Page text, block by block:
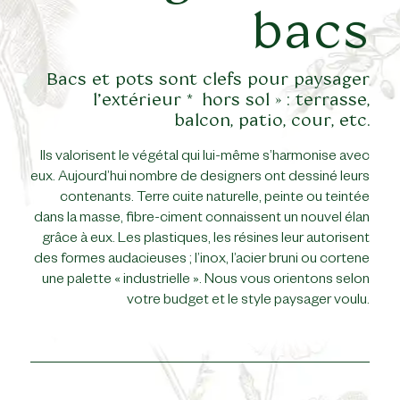
bacs
Bacs et pots sont clefs pour paysager
l’extérieur « hors sol » : terrasse,
balcon, patio, cour, etc.
Ils valorisent le végétal qui lui-même s’harmonise avec
eux. Aujourd’hui nombre de designers ont dessiné leurs
contenants. Terre cuite naturelle, peinte ou teintée
dans la masse, fibre-ciment connaissent un nouvel élan
grâce à eux. Les plastiques, les résines leur autorisent
des formes audacieuses ; l’inox, l’acier bruni ou cortene
une palette « industrielle ». Nous vous orientons selon
votre budget et le style paysager voulu.